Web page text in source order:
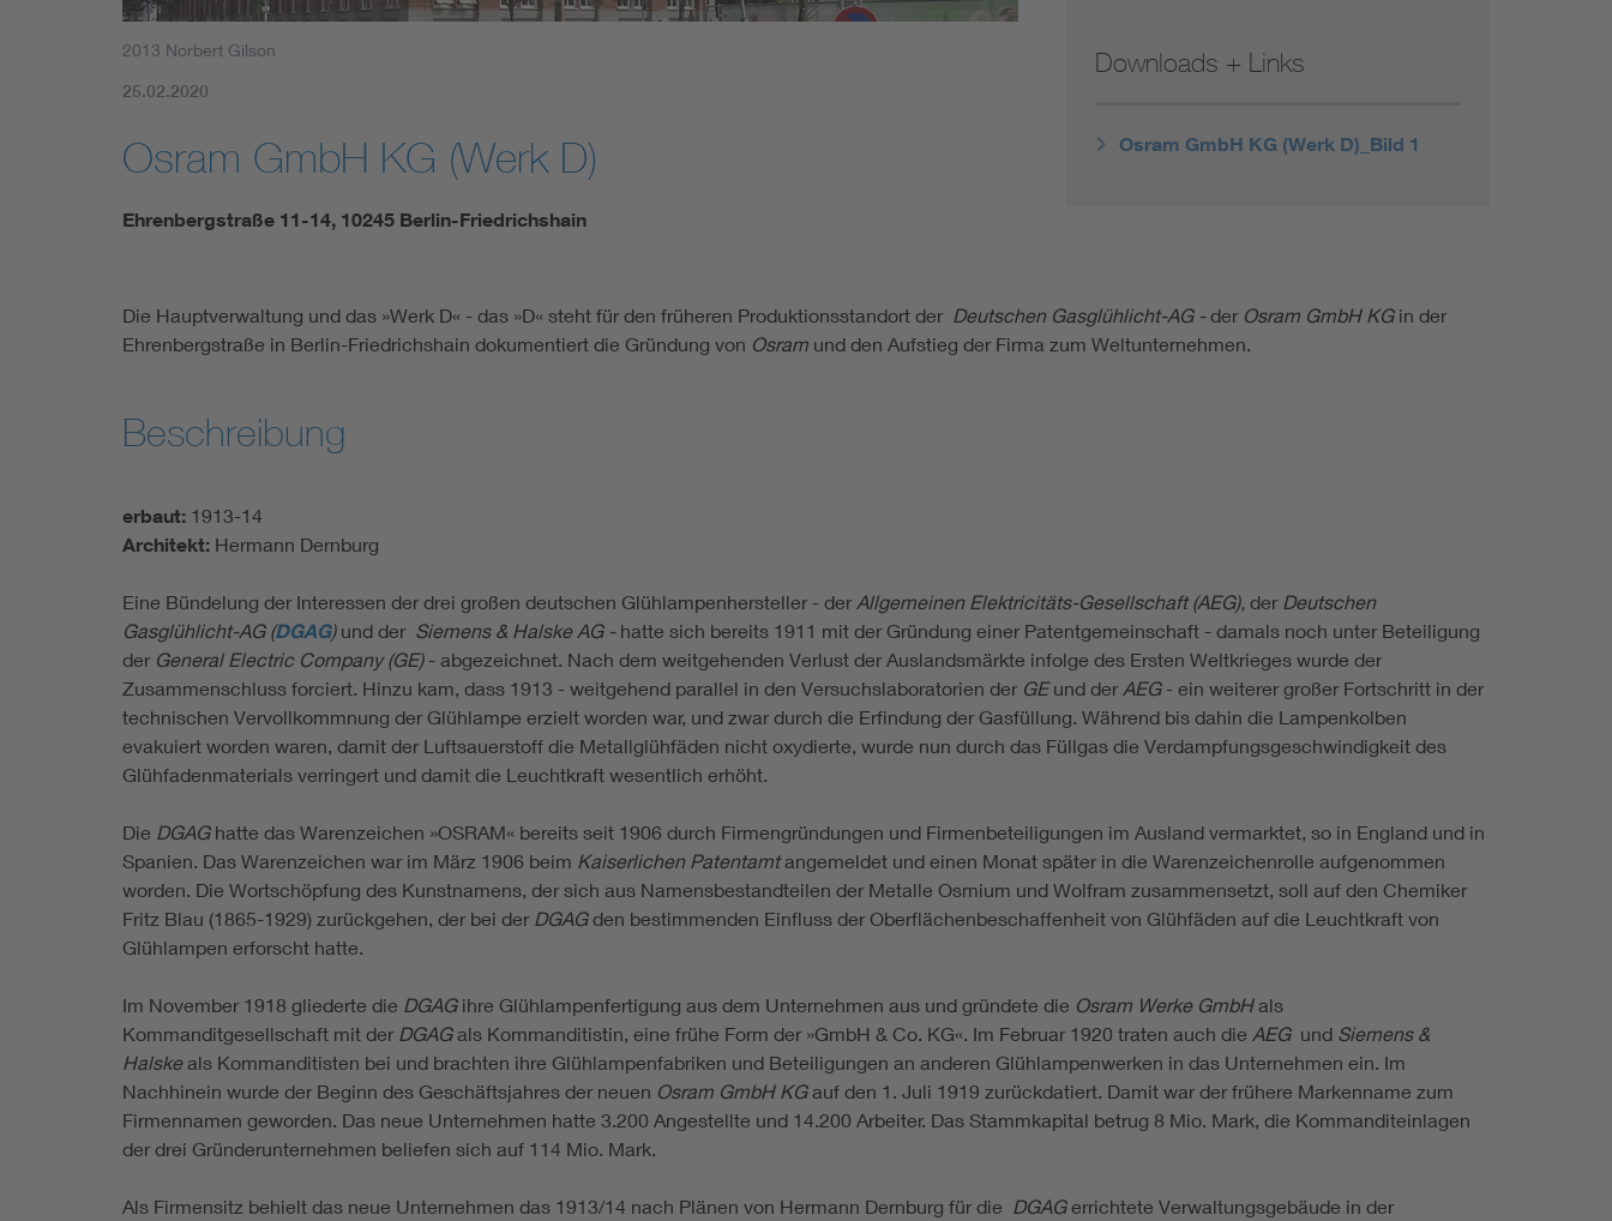
2013 Norbert Gilson
25.02.2020
Osram GmbH KG (Werk D)
Ehrenbergstraße 11-14, 10245 Berlin-Friedrichshain
Downloads + Links
Osram GmbH KG (Werk D)_Bild 1
Die Hauptverwaltung und das »Werk D« - das »D« steht für den früheren Produktionsstandort der Deutschen Gasglühlicht-AG -der Osram GmbH KGin der
Ehrenbergstraße in Berlin-Friedrichshain dokumentiert die Gründung von Osram und den Aufstieg der Firma zum Weltunternehmen.
Beschreibung
erbaut: 1913-14
Architekt: Hermann Dernburg
Eine Bündelung der Interessen der drei großen deutschen Glühlampenhersteller - der Allgemeinen Elektricitäts-Gesellschaft (AEG), der Deutschen
Gasglühlicht-AG (DGAG)und der Siemens & Halske AG -hatte sich bereits 1911 mit der Gründung einer Patentgemeinschaft - damals noch unter Beteiligung
der General Electric Company (GE)- abgezeichnet. Nach dem weitgehenden Verlust der Auslandsmärkte infolge des Ersten Weltkrieges wurde der
Zusammenschluss forciert. Hinzu kam, dass 1913 - weitgehend parallel in den Versuchslaboratorien der GEund der AEG- ein weiterer großer Fortschritt in der
technischen Vervollkommnung der Glühlampe erzielt worden war, und zwar durch die Erfindung der Gasfüllung. Während bis dahin die Lampenkolben
evakuiert worden waren, damit der Luftsauerstoff die Metallglühfäden nicht oxydierte, wurde nun durch das Füllgas die Verdampfungsgeschwindigkeit des
Glühfadenmaterials verringert und damit die Leuchtkraft wesentlich erhöht.
Die DGAGhatte das Warenzeichen »OSRAM« bereits seit 1906 durch Firmengründungen und Firmenbeteiligungen im Ausland vermarktet, so in England und in
Spanien. Das Warenzeichen war im März 1906 beim Kaiserlichen Patentamtangemeldet und einen Monat später in die Warenzeichenrolle aufgenommen
worden. Die Wortschöpfung des Kunstnamens, der sich aus Namensbestandteilen der Metalle Osmium und Wolfram zusammensetzt, soll auf den Chemiker
Fritz Blau (1865-1929) zurückgehen, der bei der DGAGden bestimmenden Einfluss der Oberflächenbeschaffenheit von Glühfäden auf die Leuchtkraft von
Glühlampen erforscht hatte.
Im November 1918 gliederte die DGAGihre Glühlampenfertigung aus dem Unternehmen aus und gründete die Osram Werke GmbHals
Kommanditgesellschaft mit der DGAGals Kommanditistin, eine frühe Form der »GmbH & Co. KG«. Im Februar 1920 traten auch die AEGund Siemens &
Halskeals Kommanditisten bei und brachten ihre Glühlampenfabriken und Beteiligungen an anderen Glühlampenwerken in das Unternehmen ein. Im
Nachhinein wurde der Beginn des Geschäftsjahres der neuen Osram GmbH KGauf den 1. Juli 1919 zurückdatiert. Damit war der frühere Markenname zum
Firmennamen geworden. Das neue Unternehmen hatte 3.200 Angestellte und 14.200 Arbeiter. Das Stammkapital betrug 8 Mio. Mark, die Kommanditeinlagen
der drei Gründerunternehmen beliefen sich auf 114 Mio. Mark.
Als Firmensitz behielt das neue Unternehmen das 1913/14 nach Plänen von Hermann Dernburg für die DGAGerrichtete Verwaltungsgebäude in der